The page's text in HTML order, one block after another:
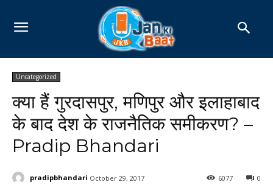
Uncategorized
क्या हैं गुरदासपुर, मणिपुर और इलाहाबाद
के बाद देश के राजनैतिक समीकरण? –
Pradip Bhandari
pradipbhandari October 29, 2017 0
6077